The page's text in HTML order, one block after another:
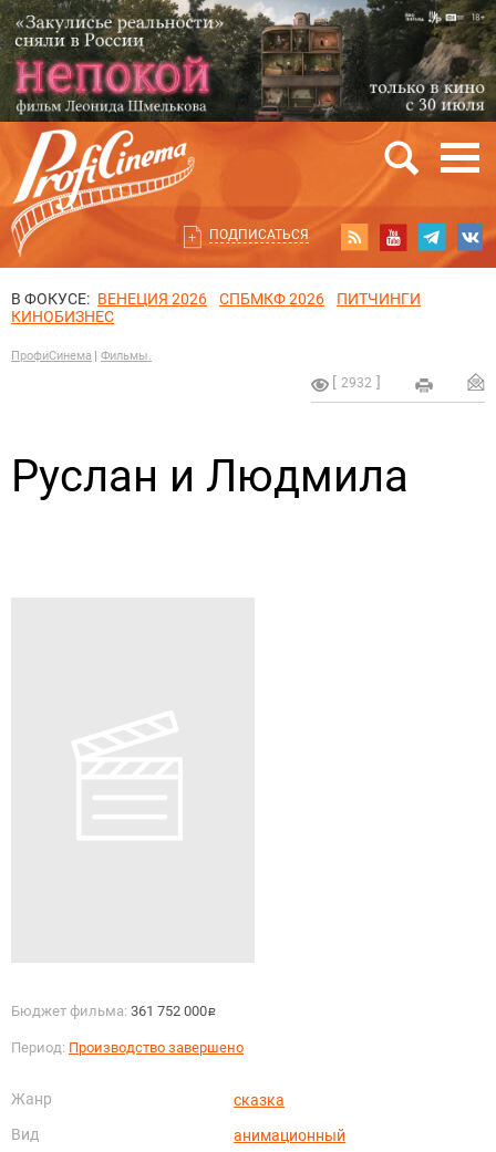
ПОДПИСАТЬСЯ
В ФОКУСЕ: ВЕНЕЦИЯ 2026 СПБМКФ 2026
ПИТЧИНГИ
КИНОБИЗНЕС
ПрофиСинема Фильмы.
2932
Руслан и Людмила
Бюджет фильма: 361 752 000руб.
Период: Производство завершено
Жанр
сказка
Вид
анимационный